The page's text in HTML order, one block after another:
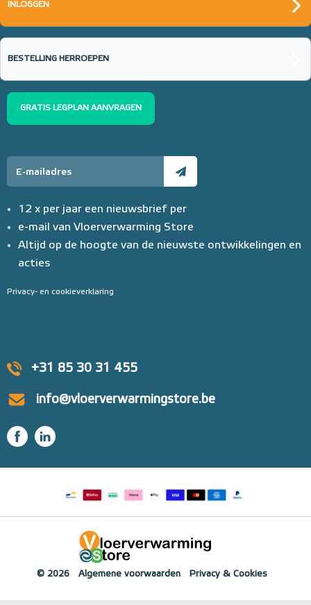
+31 85 30 31 455
info@vloerverwarmingstore.be
INLOGGEN
BESTELLING HERROEPEN
GRATIS LEGPLAN AANVRAGEN
12 x per jaar een nieuwsbrief per
e-mail van Vloerverwarming Store
Altijd op de hoogte van de nieuwste ontwikkelingen en
acties
Privacy- en cookieverklaring
© 2026 Algemene voorwaarden Privacy & Cookies